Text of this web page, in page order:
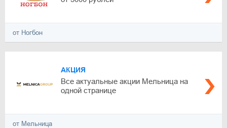
от Ногбон
АКЦИЯ
Все актуальные акции Мельница на
одной странице
от Мельница